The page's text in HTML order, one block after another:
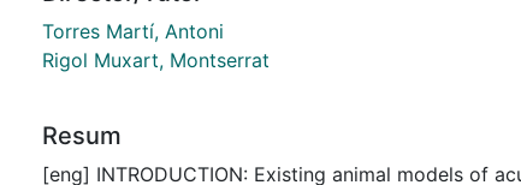
Torres Martí, Antoni
Rigol Muxart, Montserrat
Resum
[eng] INTRODUCTION: Existing animal models of